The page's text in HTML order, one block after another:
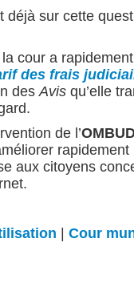
sur cette
cour a
des frais
desAvis qu’elle
de l’
aux citoyens
Cour